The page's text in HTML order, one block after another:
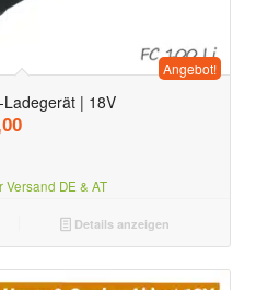
| 18V
Preis war: € 89,00
Aktueller Preis ist: € 58,00.
Angebot!
DE & AT
Details anzeigen